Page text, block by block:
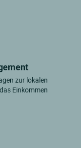
zur lokalen
Einkommen